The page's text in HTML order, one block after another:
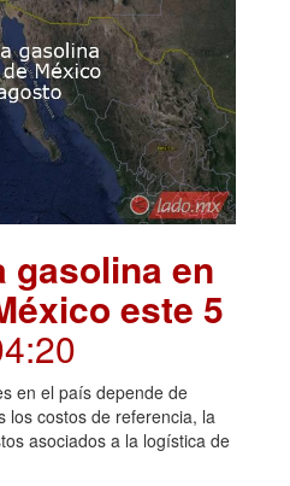
gasolina en
este 5
en el país depende de
los costos de referencia, la
asociados a la logística de